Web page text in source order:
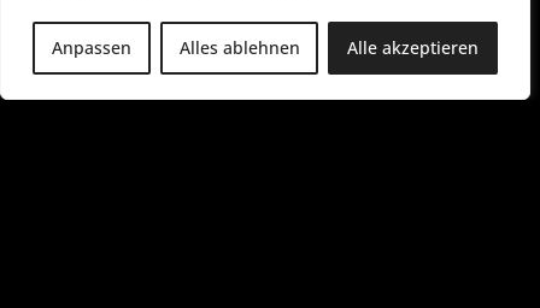
Anpassen Alles ablehnen Alle akzeptieren
i
a
.
d